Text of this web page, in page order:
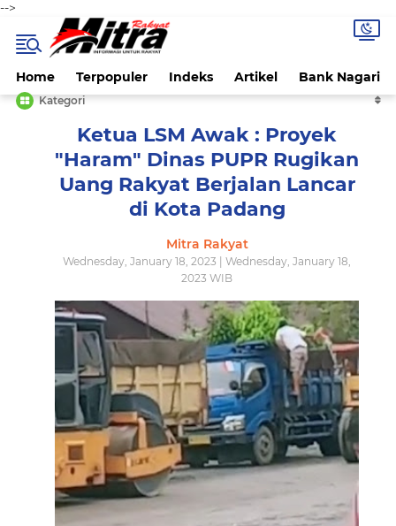
-->
Home Terpopuler Indeks Artikel Bank Nagari
Kategori
Ketua LSM Awak : Proyek
"Haram" Dinas PUPR Rugikan
Uang Rakyat Berjalan Lancar
di Kota Padang
Mitra Rakyat
Wednesday, January 18, 2023 | Wednesday, January 18,
2023 WIB